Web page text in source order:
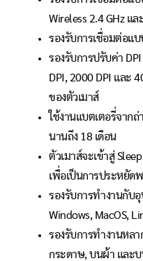
Wireless 2.4 GHz แ
รองรับการเชื่อมต่อแบ
รองรับการปรับค่า
DPI, 2000 DPI และ
ของตัวเมาส์
ใช้งานแบตเตอรี่จากถ่
นานถึง 18 เดือน
ตัวเมาส์จะเข้าสู่
เพื่อเป็นการประหยัด
รองรับการทำงานกับ
Windows, MacOS,
รองรับการทำงานหล
กระดาษ, บนผ้า และบ